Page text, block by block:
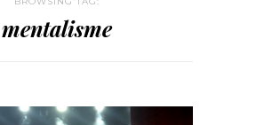
mentalisme